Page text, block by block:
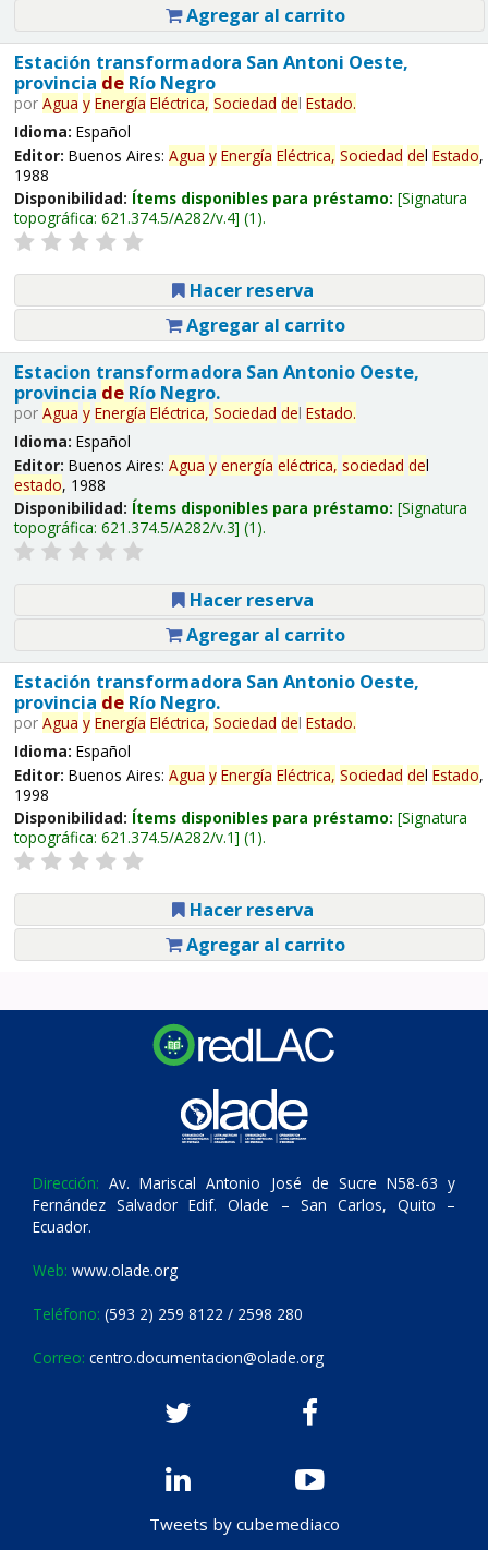
Agregar al carrito
Estación transformadora San Antoni Oeste,
provincia deRío Negro
por Agua y Energía Eléctrica, Sociedad del Estado.
Idioma: Español
Editor: Buenos Aires: Agua y Energía Eléctrica, Sociedad del Estado,
1988
Disponibilidad: Ítems disponibles para préstamo: Signatura
topográfica: 621.374.5/A282/v.4 (1).
Hacer reserva
Agregar al carrito
Estacion transformadora San Antonio Oeste,
provincia deRío Negro.
por Agua y Energía Eléctrica, Sociedad del Estado.
Idioma: Español
Editor: Buenos Aires: Agua y energía eléctrica, sociedad del
estado, 1988
Disponibilidad: Ítems disponibles para préstamo: Signatura
topográfica: 621.374.5/A282/v.3 (1).
Hacer reserva
Agregar al carrito
Estación transformadora San Antonio Oeste,
provincia deRío Negro.
por Agua y Energía Eléctrica, Sociedad del Estado.
Idioma: Español
Editor: Buenos Aires: Agua y Energía Eléctrica, Sociedad del Estado,
1998
Disponibilidad: Ítems disponibles para préstamo: Signatura
topográfica: 621.374.5/A282/v.1 (1).
Hacer reserva
Agregar al carrito
Dirección: Av. Mariscal Antonio José de Sucre N58-63 y
Fernández Salvador Edif. Olade – San Carlos, Quito –
Ecuador.
Web: www.olade.org
Teléfono: (593 2) 259 8122 / 2598 280
Correo: centro.documentacion@olade.org
Tweets by cubemediaco